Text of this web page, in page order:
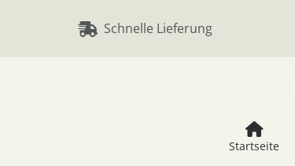
Schnelle Lieferung
Startseite